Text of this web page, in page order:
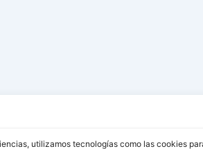
utilizamos tecnologías como las cookies